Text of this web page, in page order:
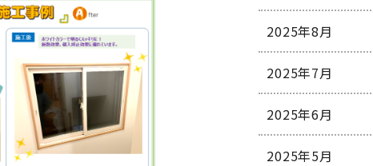
2025年8月
2025年7月
2025年6月
2025年5月